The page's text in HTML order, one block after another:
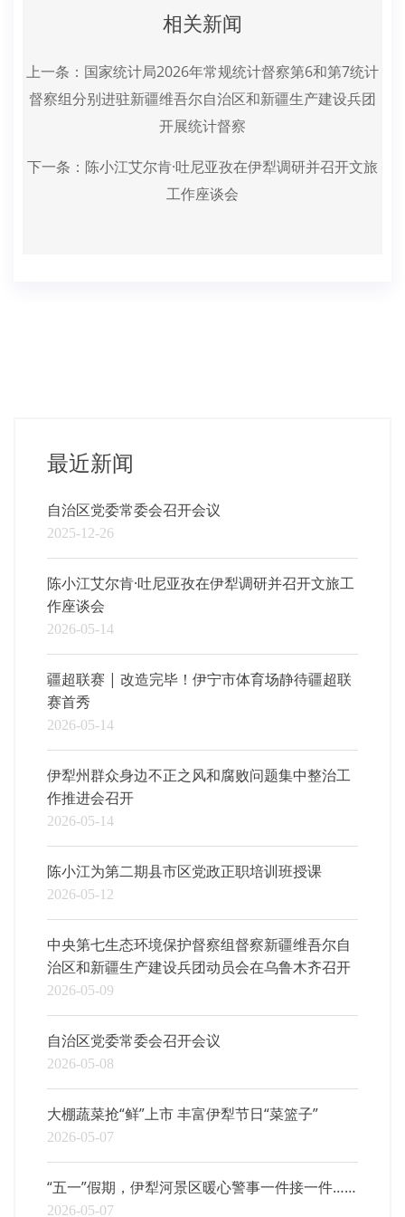
相关新闻
上一条： 国家统计局2026年常规统计督察第6和第7统计
督察组分别进驻新疆维吾尔自治区和新疆生产建设兵团
开展统计督察
下一条： 陈小江艾尔肯·吐尼亚孜在伊犁调研并召开文旅
工作座谈会
最近新闻
自治区党委常委会召开会议
2025-12-26
陈小江艾尔肯·吐尼亚孜在伊犁调研并召开文旅工
作座谈会
2026-05-14
疆超联赛 | 改造完毕！伊宁市体育场静待疆超联
赛首秀
2026-05-14
伊犁州群众身边不正之风和腐败问题集中整治工
作推进会召开
2026-05-14
陈小江为第二期县市区党政正职培训班授课
2026-05-12
中央第七生态环境保护督察组督察新疆维吾尔自
治区和新疆生产建设兵团动员会在乌鲁木齐召开
2026-05-09
自治区党委常委会召开会议
2026-05-08
大棚蔬菜抢“鲜”上市 丰富伊犁节日“菜篮子”
2026-05-07
“五一”假期，伊犁河景区暖心警事一件接一件……
2026-05-07